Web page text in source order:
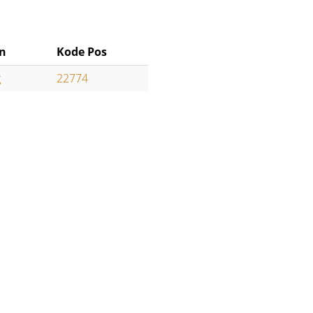
Kode Pos
22774